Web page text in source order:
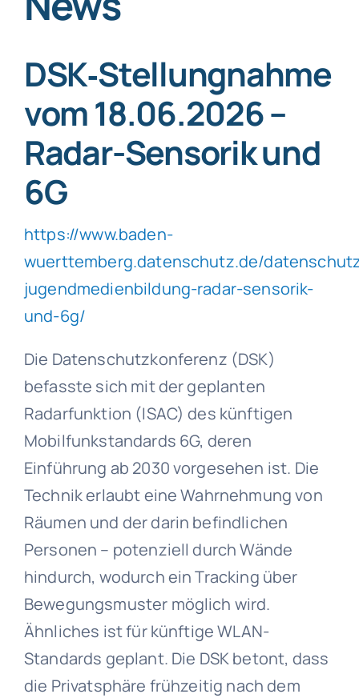
DSK‑Stellungnahme
vom 18.06.2026 –
Radar-Sensorik und
6G
https://www.baden-
wuerttemberg.datenschutz.de/
jugendmedienbildung-radar-sensorik-
und-6g/
Die Datenschutzkonferenz (DSK)
befasste sich mit der geplanten
Radarfunktion (ISAC) des künftigen
Mobilfunkstandards 6G, deren
Einführung ab 2030 vorgesehen ist. Die
Technik erlaubt eine Wahrnehmung von
Räumen und der darin befindlichen
Personen – potenziell durch Wände
hindurch, wodurch ein Tracking über
Bewegungsmuster möglich wird.
Ähnliches ist für künftige WLAN-
Standards geplant. Die DSK betont, dass
die Privatsphäre frühzeitig nach dem